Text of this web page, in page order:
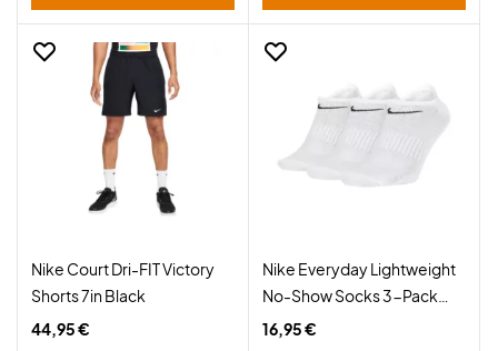
Nike Court Dri-FIT Victory
Shorts 7in Black
44,95 €
Nike Everyday Lightweight
No-Show Socks 3-Pack
White
16,95 €